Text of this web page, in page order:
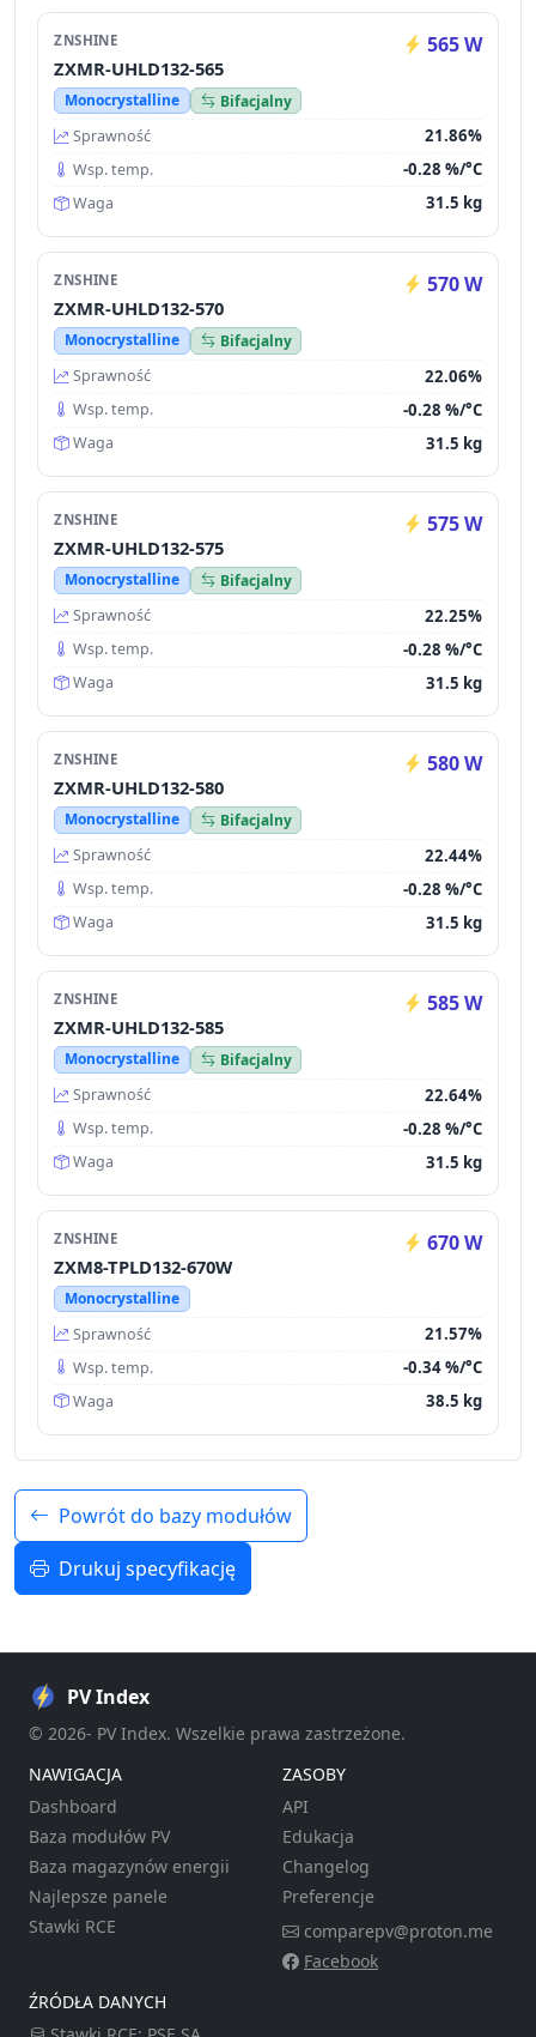
ZNSHINE 565 W
ZXMR-UHLD132-565
Monocrystalline
Bifacjalny
Sprawność
21.86%
Wsp. temp. -0.28 %/°C
Waga 31.5 kg
ZNSHINE 570 W
ZXMR-UHLD132-570
Monocrystalline
Bifacjalny
Sprawność
22.06%
Wsp. temp. -0.28 %/°C
Waga 31.5 kg
ZNSHINE 575 W
ZXMR-UHLD132-575
Monocrystalline
Bifacjalny
Sprawność
22.25%
Wsp. temp. -0.28 %/°C
Waga 31.5 kg
ZNSHINE 580 W
ZXMR-UHLD132-580
Monocrystalline
Bifacjalny
Sprawność
22.44%
Wsp. temp. -0.28 %/°C
Waga 31.5 kg
ZNSHINE 585 W
ZXMR-UHLD132-585
Monocrystalline
Bifacjalny
Sprawność
22.64%
Wsp. temp. -0.28 %/°C
Waga 31.5 kg
ZNSHINE 670 W
ZXM8-TPLD132-670W
Monocrystalline
Sprawność
21.57%
Wsp. temp. -0.34 %/°C
Waga 38.5 kg
Powrót do bazy modułów
Drukuj specyfikację
PV Index
© 2026- PV Index. Wszelkie prawa zastrzeżone.
NAWIGACJA
Dashboard
Baza modułów PV
Baza magazynów energii
Najlepsze panele
Stawki RCE
ZASOBY
API
Edukacja
Changelog
Preferencje
comparepv@proton.me
Facebook
ŹRÓDŁA DANYCH